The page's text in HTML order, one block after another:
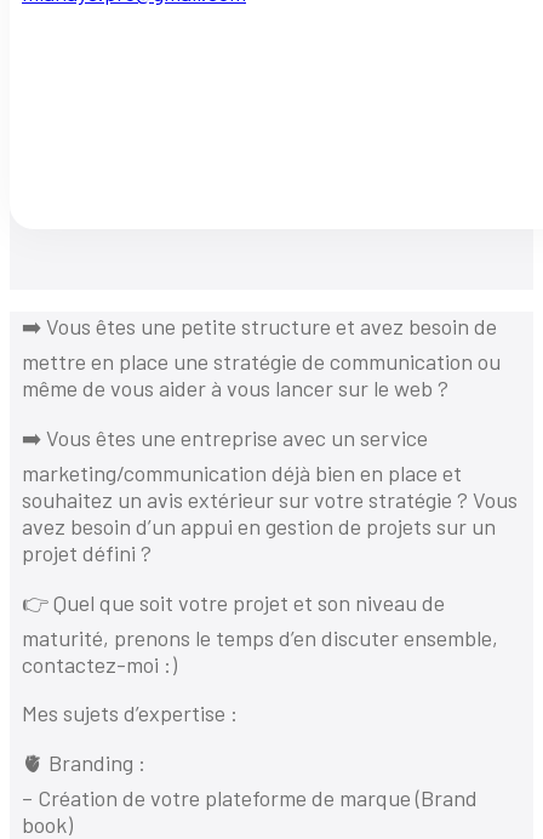
➡️ Vous êtes une petite structure et avez besoin de
mettre en place une stratégie de communication ou
même de vous aider à vous lancer sur le web ?
➡️ Vous êtes une entreprise avec un service
marketing/communication déjà bien en place et
souhaitez un avis extérieur sur votre stratégie ? Vous
avez besoin d’un appui en gestion de projets sur un
projet défini ?
👉 Quel que soit votre projet et son niveau de
maturité, prenons le temps d’en discuter ensemble,
contactez-moi :)
Mes sujets d’expertise :
🫀 Branding :
– Création de votre plateforme de marque (Brand
book)